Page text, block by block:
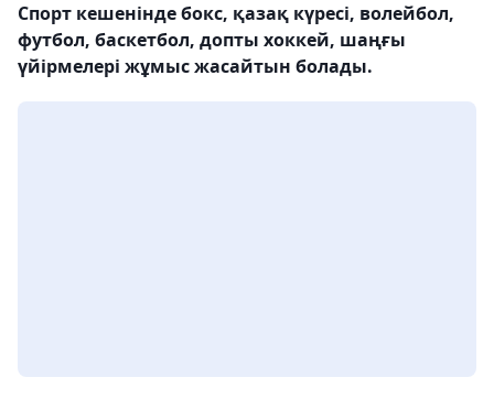
Спорт кешенінде бокс, қазақ күресі, волейбол,
футбол, баскетбол, допты хоккей, шаңғы
үйірмелері жұмыс жасайтын болады.